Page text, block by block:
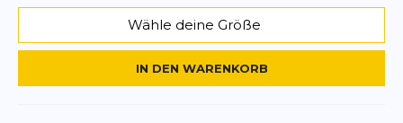
Rezension
Wähle deine Größe
IN DEN WARENKORB